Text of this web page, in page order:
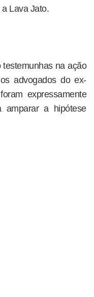
Lava Jato.
na ação
advogados do ex-
expressamente
amparar a hipótese